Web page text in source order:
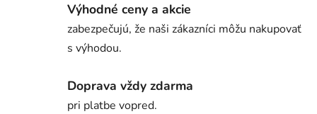
Výhodné ceny a akcie
zabezpečujú, že naši zákazníci môžu nakupovať
s výhodou.
Doprava vždy zdarma
pri platbe vopred.